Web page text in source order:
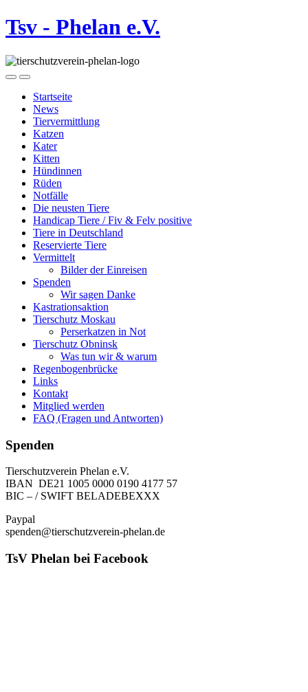
Tsv - Phelan e.V.
Startseite
News
Tiervermittlung
Katzen
Kater
Kitten
Hündinnen
Rüden
Notfälle
Die neusten Tiere
Handicap Tiere / Fiv & Felv positive
Tiere in Deutschland
Reservierte Tiere
Vermittelt
Bilder der Einreisen
Spenden
Wir sagen Danke
Kastrationsaktion
Tierschutz Moskau
Perserkatzen in Not
Tierschutz Obninsk
Was tun wir & warum
Regenbogenbrücke
Links
Kontakt
Mitglied werden
FAQ (Fragen und Antworten)
Spenden
Tierschutzverein Phelan e.V.
IBAN DE21 1005 0000 0190 4177 57
BIC – / SWIFT BELADEBEXXX
Paypal
spenden@tierschutzverein-phelan.de
TsV Phelan bei Facebook